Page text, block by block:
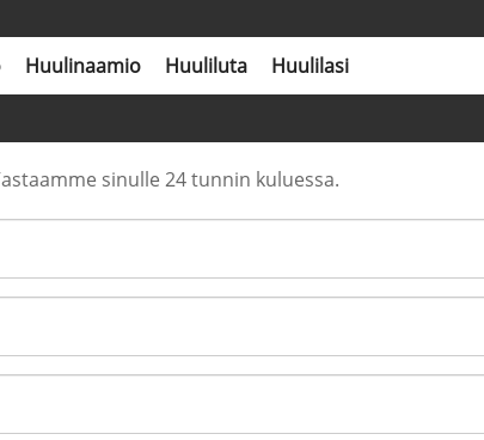
Huulinaamio Huuliluta Huulilasi
sinulle 24 tunnin kuluessa.